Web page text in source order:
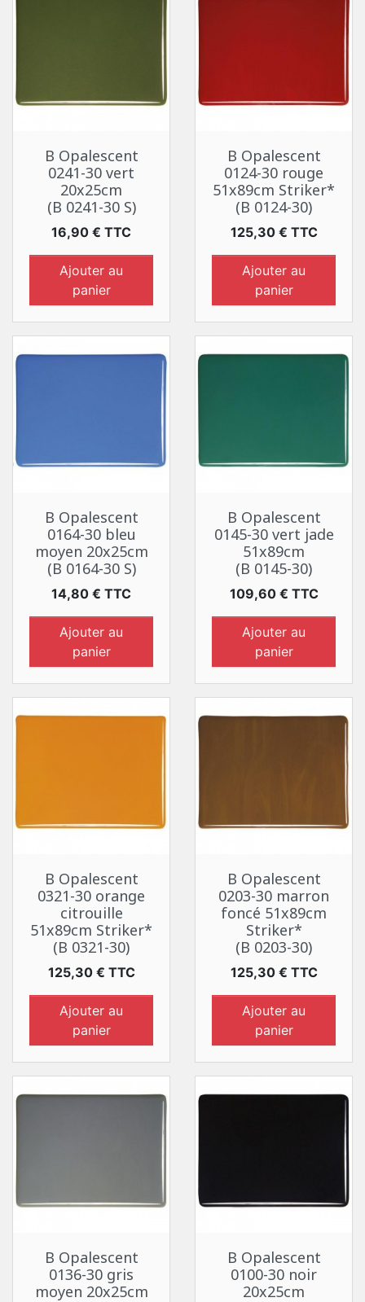
B Opalescent
0241-30 vert
20x25cm
(B 0241-30 S)
Prix
16,90 € TTC
Ajouter au
panier
B Opalescent
0124-30 rouge
51x89cm Striker*
(B 0124-30)
Prix
125,30 € TTC
Ajouter au
panier
B Opalescent
0164-30 bleu
moyen 20x25cm
(B 0164-30 S)
Prix
14,80 € TTC
Ajouter au
panier
B Opalescent
0145-30 vert jade
51x89cm
(B 0145-30)
Prix
109,60 € TTC
Ajouter au
panier
B Opalescent
0321-30 orange
citrouille
51x89cm Striker*
(B 0321-30)
Prix
125,30 € TTC
Ajouter au
panier
B Opalescent
0203-30 marron
foncé 51x89cm
Striker*
(B 0203-30)
Prix
125,30 € TTC
Ajouter au
panier
B Opalescent
0136-30 gris
moyen 20x25cm
B Opalescent
0100-30 noir
20x25cm